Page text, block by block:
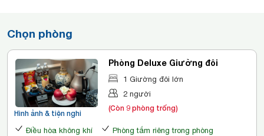
Chọn phòng
Hình ảnh & tiện nghi
Phòng Deluxe Giường đôi
1 Giường đôi lớn
2 người
(Còn 9 phòng trống)
Điều hòa không khí Phòng tắm riêng trong phòng